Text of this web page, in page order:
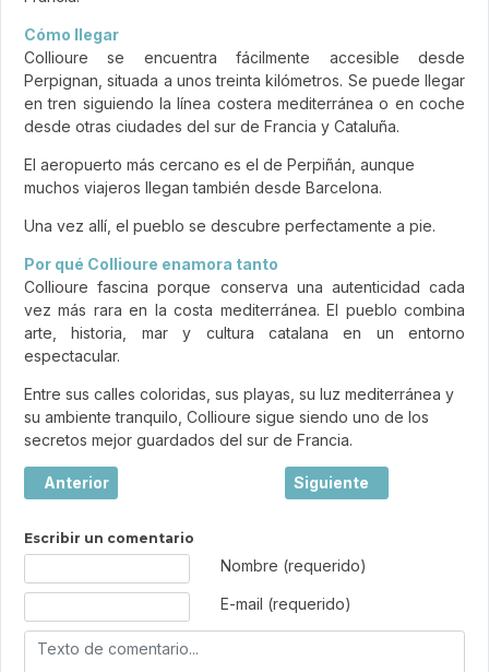
Cómo llegar
Collioure se encuentra fácilmente accesible desde
Perpignan, situada a unos treinta kilómetros. Se puede llegar
en tren siguiendo la línea costera mediterránea o en coche
desde otras ciudades del sur de Francia y Cataluña.
El aeropuerto más cercano es el de Perpiñán, aunque
muchos viajeros llegan también desde Barcelona.
Una vez allí, el pueblo se descubre perfectamente a pie.
Por qué Collioure enamora tanto
Collioure fascina porque conserva una autenticidad cada
vez más rara en la costa mediterránea. El pueblo combina
arte, historia, mar y cultura catalana en un entorno
espectacular.
Entre sus calles coloridas, sus playas, su luz mediterránea y
su ambiente tranquilo, Collioure sigue siendo uno de los
secretos mejor guardados del sur de Francia.
Artículo anterior: Burdeos, la joya elegante del suroeste
Anterior Artículo siguiente:
Siguiente
Escribir un comentario
Nombre (requerido)
E-mail (requerido)